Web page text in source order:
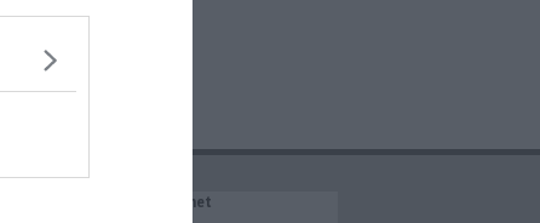
IL NETWORK QuiNews.net